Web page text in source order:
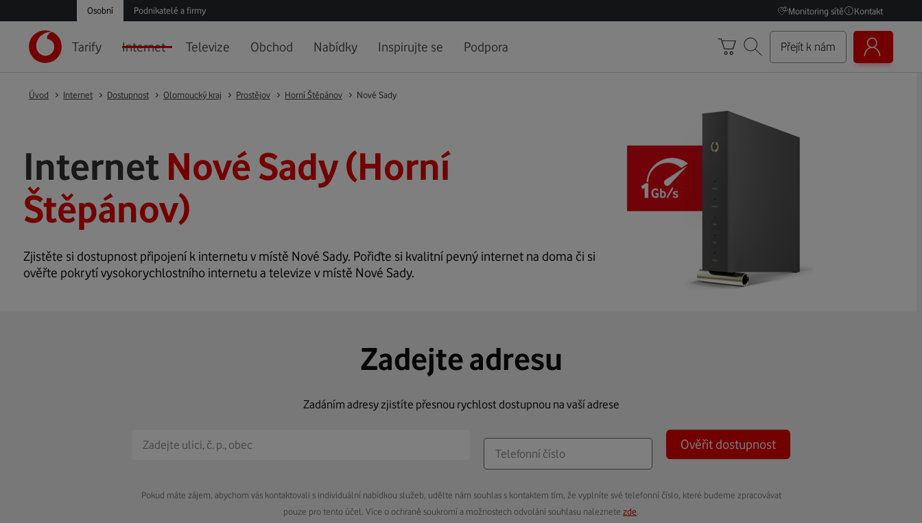
Osobní Podnikatelé a firmy Monitoring sítě Kontakt
Tarify Internet Televize Obchod Nabídky Inspirujte se Podpora Přejít k nám
Úvod Internet Dostupnost Olomoucký kraj Prostějov Horní Štěpánov Nové Sady
Internet Nové Sady (Horní
Štěpánov)
Zjistěte si dostupnost připojení k internetu v místě Nové Sady. Pořiďte si kvalitní pevný internet na doma či si
ověřte pokrytí vysokorychlostního internetu a televize v místě Nové Sady.
Zadejte adresu
Zadáním adresy zjistíte přesnou rychlost dostupnou na vaší adrese
Ověřit dostupnost
Pokud máte zájem, abychom vás kontaktovali s individuální nabídkou služeb, udělte nám souhlas s kontaktem tím, že vyplníte své telefonní číslo, které budeme zpracovávat
pouze pro tento účel. Více o ochraně soukromí a možnostech odvolání souhlasu naleznete zde